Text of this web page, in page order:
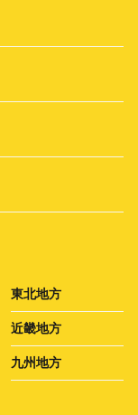
東北地方
近畿地方
九州地方